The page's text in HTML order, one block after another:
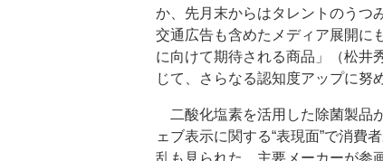
か、先月末からはタレントのうつ
交通広告も含めたメディア展開に
に向けて期待される商品」（松井
じて、さらなる認知度アップに努
二酸化塩素を活用した除菌製品
ェブ表示に関する“表現面”で消費
乱も見られた。主要メーカーが参